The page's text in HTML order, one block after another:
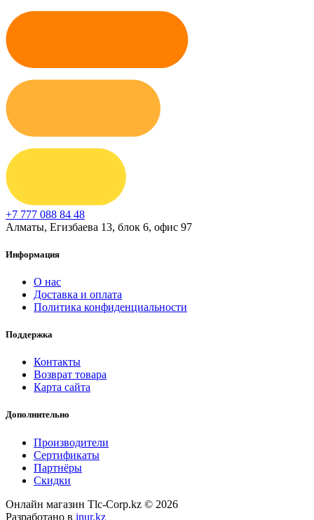
+7 777 088 84 48
Алматы, Егизбаева 13, блок 6, офис 97
Информация
О нас
Доставка и оплата
Политика конфиденциальности
Поддержка
Контакты
Возврат товара
Карта сайта
Дополнительно
Производители
Сертификаты
Партнёры
Скидки
Онлайн магазин Tlc-Corp.kz © 2026
Разработано в inur.kz